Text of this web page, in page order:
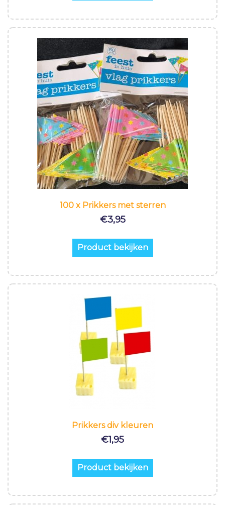
100 x Prikkers met sterren
€3,95
Product bekijken
Prikkers div kleuren
€1,95
Product bekijken